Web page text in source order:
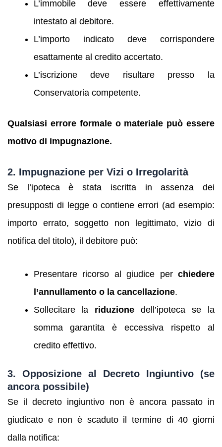
L’immobile deve essere effettivamente
intestato al debitore.
L’importo indicato deve corrispondere
esattamente al credito accertato.
L’iscrizione deve risultare presso la
Conservatoria competente.
Qualsiasi errore formale o materiale può essere
motivo di impugnazione.
2. Impugnazione per Vizi o Irregolarità
Se l’ipoteca è stata iscritta in assenza dei
presupposti di legge o contiene errori (ad esempio:
importo errato, soggetto non legittimato, vizio di
notifica del titolo), il debitore può:
Presentare ricorso al giudice per chiedere
l’annullamento o la cancellazione.
Sollecitare la riduzione dell’ipoteca se la
somma garantita è eccessiva rispetto al
credito effettivo.
3. Opposizione al Decreto Ingiuntivo (se
ancora possibile)
Se il decreto ingiuntivo non è ancora passato in
giudicato e non è scaduto il termine di 40 giorni
dalla notifica: